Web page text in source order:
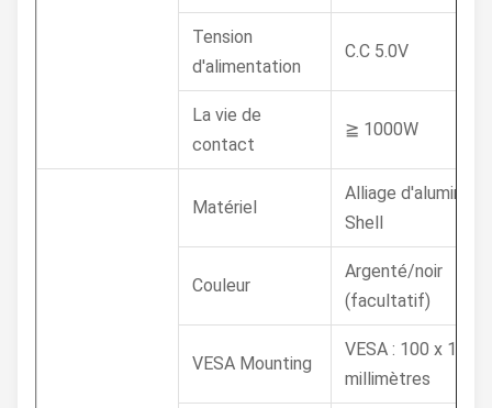
Tension
d'alimentation
C.C 5.0V
La vie de
contact
≧ 1000W
Matériel
Alliage d'aluminium
Shell
Couleur
Argenté/noir
(facultatif)
VESA Mounting
VESA : 100 x 100
millimètres